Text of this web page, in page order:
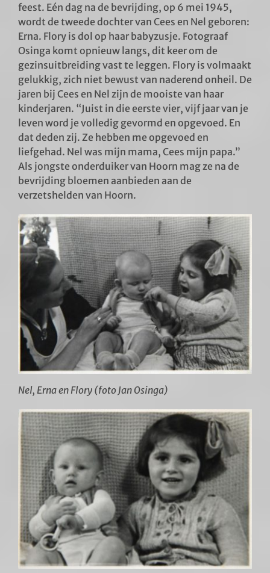
feest. Eén dag na de bevrijding, op 6 mei 1945,
wordt de tweede dochter van Cees en Nel geboren:
Erna. Flory is dol op haar babyzusje. Fotograaf
Osinga komt opnieuw langs, dit keer om de
gezinsuitbreiding vast te leggen. Flory is volmaakt
gelukkig, zich niet bewust van naderend onheil. De
jaren bij Cees en Nel zijn de mooiste van haar
kinderjaren. “Juist in die eerste vier, vijf jaar van je
leven word je volledig gevormd en opgevoed. En
dat deden zij. Ze hebben me opgevoed en
liefgehad. Nel was mijn mama, Cees mijn papa.”
Als jongste onderduiker van Hoorn mag ze na de
bevrijding bloemen aanbieden aan de
verzetshelden van Hoorn.
Nel, Erna en Flory (foto Jan Osinga)